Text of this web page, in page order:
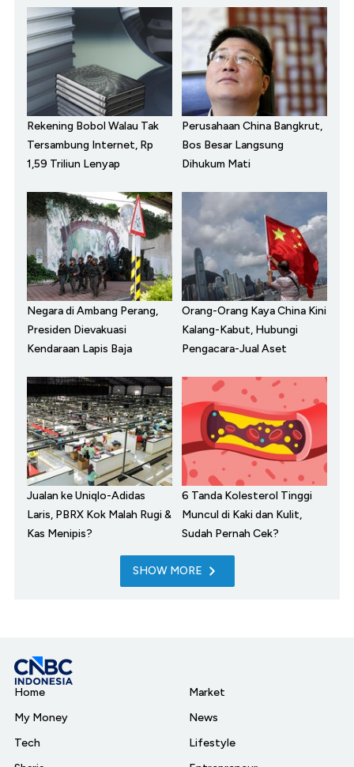
Rekening Bobol Walau Tak
Tersambung Internet, Rp
1,59 Triliun Lenyap
Perusahaan China Bangkrut,
Bos Besar Langsung
Dihukum Mati
Negara di Ambang Perang,
Presiden Dievakuasi
Kendaraan Lapis Baja
Orang-Orang Kaya China Kini
Kalang-Kabut, Hubungi
Pengacara-Jual Aset
Jualan ke Uniqlo-Adidas
Laris, PBRX Kok Malah Rugi &
Kas Menipis?
6 Tanda Kolesterol Tinggi
Muncul di Kaki dan Kulit,
Sudah Pernah Cek?
SHOW MORE
Home
My Money
Tech
Market
News
Lifestyle